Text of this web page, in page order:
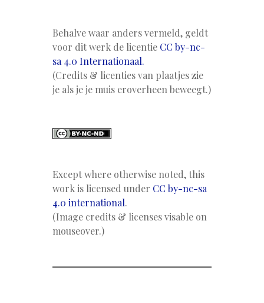
Behalve waar anders vermeld, geldt
voor dit werk de licentie CC by-nc-
sa 4.0 Internationaal.
(Credits & licenties van plaatjes zie
je als je je muis eroverheen beweegt.)
Except where otherwise noted, this
work is licensed under CC by-nc-sa
4.0 international.
(Image credits & licenses visable on
mouseover.)